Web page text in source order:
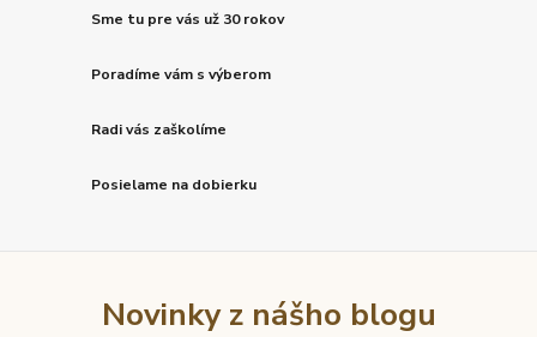
Sme tu pre vás už 30 rokov
Poradíme vám s výberom
Radi vás zaškolíme
Posielame na dobierku
Novinky z nášho blogu